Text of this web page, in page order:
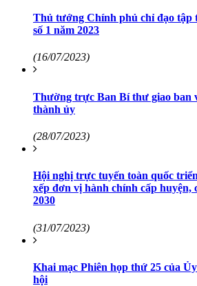
Thủ tướng Chính phủ chỉ đạo tập
số 1 năm 2023
(16/07/2023)
Thường trực Ban Bí thư giao ban
thành ủy
(28/07/2023)
Hội nghị trực tuyến toàn quốc
xếp đơn vị hành chính cấp huyện,
2030
(31/07/2023)
Khai mạc Phiên họp thứ 25 của
hội